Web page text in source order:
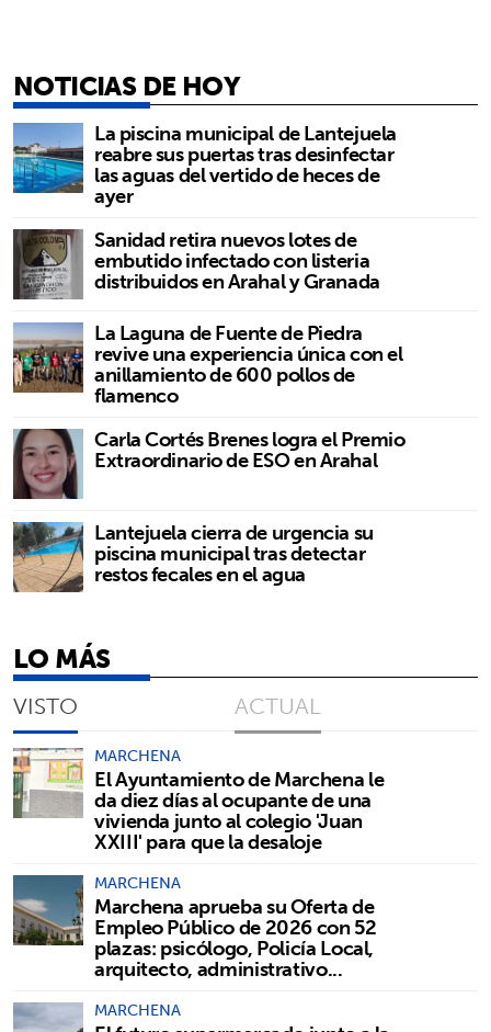
NOTICIAS DE HOY
La piscina municipal de Lantejuela
reabre sus puertas tras desinfectar
las aguas del vertido de heces de
ayer
Sanidad retira nuevos lotes de
embutido infectado con listeria
distribuidos en Arahal y Granada
La Laguna de Fuente de Piedra
revive una experiencia única con el
anillamiento de 600 pollos de
flamenco
Carla Cortés Brenes logra el Premio
Extraordinario de ESO en Arahal
Lantejuela cierra de urgencia su
piscina municipal tras detectar
restos fecales en el agua
LO MÁS
VISTO ACTUAL
MARCHENA
El Ayuntamiento de Marchena le
da diez días al ocupante de una
vivienda junto al colegio 'Juan
XXIII' para que la desaloje
MARCHENA
Marchena aprueba su Oferta de
Empleo Público de 2026 con 52
plazas: psicólogo, Policía Local,
arquitecto, administrativo...
MARCHENA